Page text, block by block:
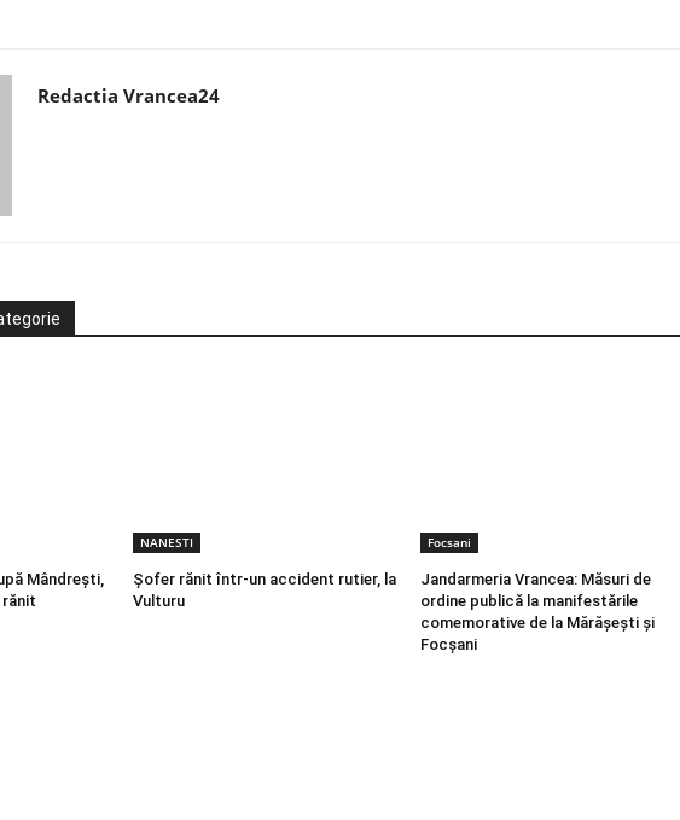
Redactia Vrancea24
Mândrești,
NANESTI
Șofer rănit într-un accident rutier, la
Vulturu
Focsani
Jandarmeria Vrancea: Măsuri de
ordine publică la manifestările
comemorative de la Mărășești și
Focșani